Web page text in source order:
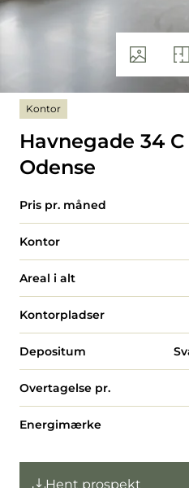
Kontor
Havnegade 34
Odense
Pris pr. måned
Kontor
Areal i alt
Kontorpladser
Depositum
Overtagelse pr.
Energimærke
Hent prospekt